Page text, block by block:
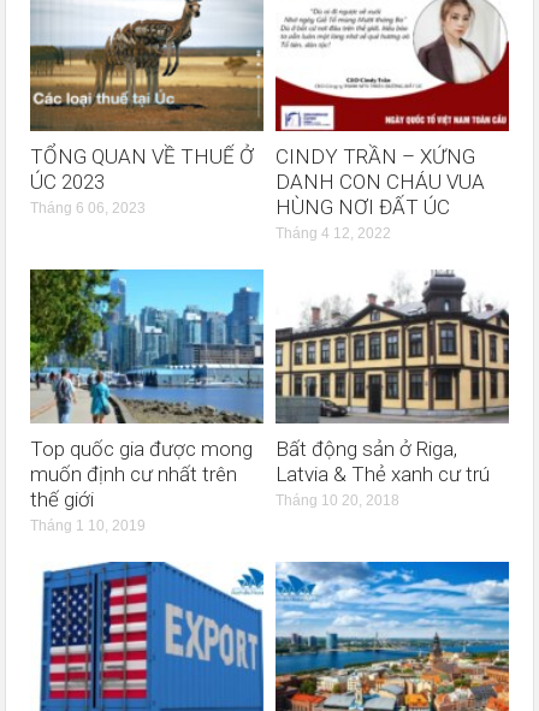
TỔNG QUAN VỀ THUẾ Ở
ÚC 2023
Tháng 6 06, 2023
CINDY TRẦN – XỨNG
DANH CON CHÁU VUA
HÙNG NƠI ĐẤT ÚC
Tháng 4 12, 2022
Top quốc gia được mong
muốn định cư nhất trên
thế giới
Tháng 1 10, 2019
Bất động sản ở Riga,
Latvia & Thẻ xanh cư trú
Tháng 10 20, 2018